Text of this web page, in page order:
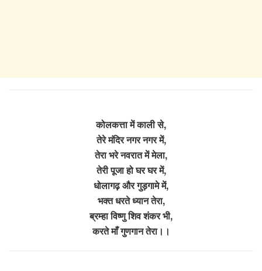
कोलकत्ता में काली से,
तेरे मंदिर नगर नगर में,
तेरा भरे नवरात में मेला,
तेरी पूजा हो घर घर में,
धोलागढ़ और गुड़गामे में,
भक्त धरते ध्यान तेरा,
ब्रम्हा विष्णु शिव शंकर भी,
करते माँ गुणगान तेरा।।